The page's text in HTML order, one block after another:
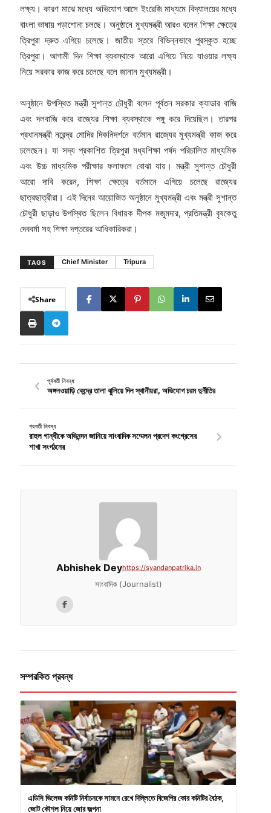
লক্ষ্য। কারণ মাঝে মধ্যে অভিযোগ আসে ইংরেজি মাধ্যমে বিদ্যালয়ের মধ্যে
বাংলা ভাষায় পড়াশোনা চলছে। অনুষ্ঠানে মুখ্যমন্ত্রী আরও বলেন শিক্ষা ক্ষেত্রে
ত্রিপুরা দ্রুত এগিয়ে চলেছে। জাতীয় স্তরে বিভিন্নভাবে পুরস্কৃত হচ্ছে
ত্রিপুরা। আগামী দিন শিক্ষা ব্যবস্থাকে আরো এগিয়ে নিয়ে যাওয়ার লক্ষ্য
নিয়ে সরকার কাজ করে চলেছে বলে জানান মুখ্যমন্ত্রী।
অনুষ্ঠানে উপস্থিত মন্ত্রী সুশান্ত চৌধুরী বলেন পূর্বতন সরকার ক্যাডার বাজি
এবং দলবাজি করে রাজ্যের শিক্ষা ব্যবস্থাকে পঙ্গু করে দিয়েছিল। তারপর
প্রধানমন্ত্রী নরেন্দ্র মোদির দিকনিদর্শনে বর্তমান রাজ্যের মুখ্যমন্ত্রী কাজ করে
চলেছেন। যা সদ্য প্রকাশিত ত্রিপুরা মধ্যশিক্ষা পর্ষদ পরিচালিত মাধ্যমিক
এবং উচ্চ মাধ্যমিক পরীক্ষার ফলাফলে বোঝা যায়। মন্ত্রী সুশান্ত চৌধুরী
আরো দাবি করেন, শিক্ষা ক্ষেত্রে বর্তমানে এগিয়ে চলেছে রাজ্যের
ছাত্রছাত্রীরা। এই দিনের আয়োজিত অনুষ্ঠানে মুখ্যমন্ত্রী এবং মন্ত্রী সুশান্ত
চৌধুরী ছাড়াও উপস্থিত ছিলেন বিধায়ক দীপক মজুমদার, প্রতিমন্ত্রী বৃষকেতু
দেববর্মা সহ শিক্ষা দপ্তরের আধিকারিকরা।
TAGS Chief Minister Tripura
Share
পূর্ববর্তী নিবন্ধ
অঙ্গনওয়াড়ি কেন্দ্রে তালা ঝুলিয়ে দিল স্থানীয়রা, অভিযোগ চরম দুর্নীতির
পরবর্তী নিবন্ধ
রাহুল গান্ধীকে অভিনন্দন জানিয়ে সাংবাদিক সম্মেলন প্রদেশ কংগ্রেসের
শাখা সংগঠনের
Abhishek Deyhttps://syandanpatrika.in
সাংবাদিক (Journalist)
সম্পরকিত প্রবন্ধ
এডিসি ভিলেজ কমিটি নির্বাচনকে সামনে রেখে দিল্লিতে বিজেপির কোর কমিটির বৈঠক,
জোট কৌশল নিয়ে জোর জল্পনা